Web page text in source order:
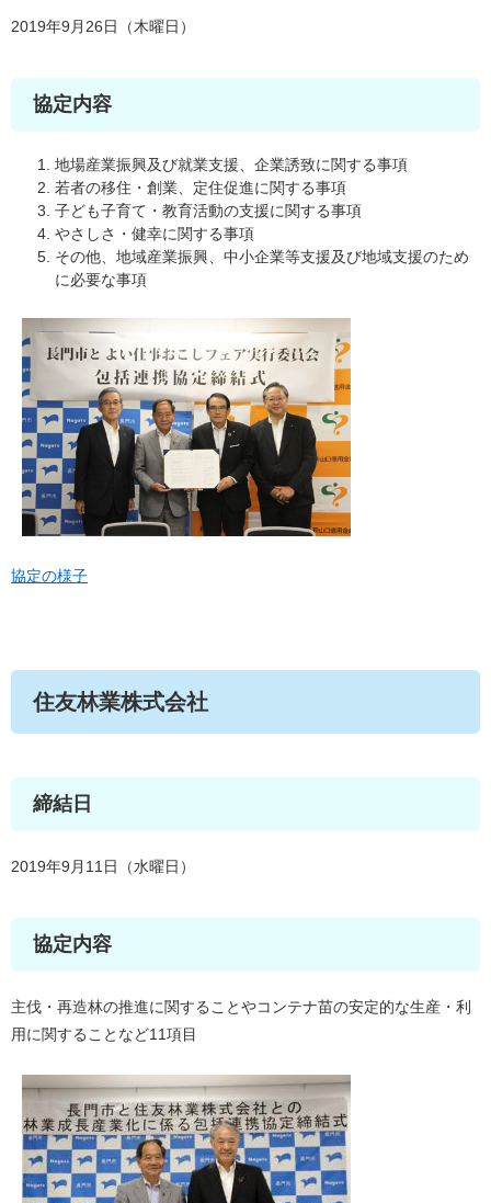
2019年9月26日（木曜日）
協定内容
地場産業振興及び就業支援、企業誘致に関する事項
若者の移住・創業、定住促進に関する事項
子ども子育て・教育活動の支援に関する事項
やさしさ・健幸に関する事項
その他、地域産業振興、中小企業等支援及び地域支援のため
に必要な事項
協定の様子
住友林業株式会社
締結日
2019年9月11日（水曜日）
協定内容
主伐・再造林の推進に関することやコンテナ苗の安定的な生産・利
用に関することなど11項目